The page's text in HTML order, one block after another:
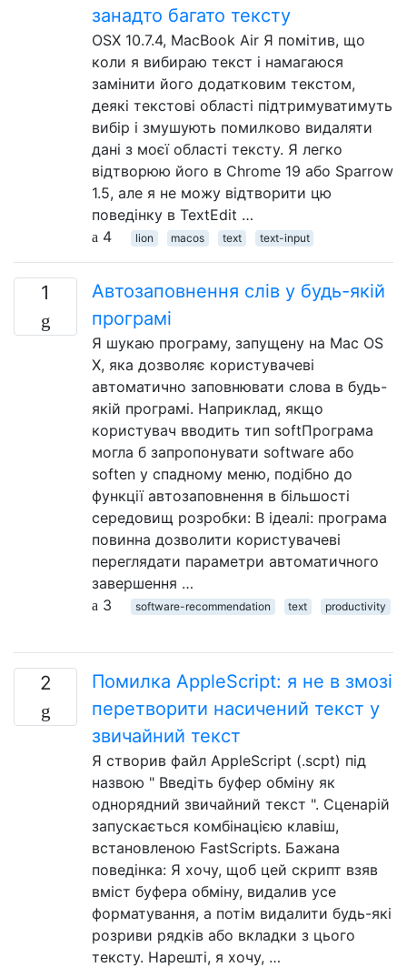
занадто багато тексту
OSX 10.7.4, MacBook Air Я помітив, що
коли я вибираю текст і намагаюся
замінити його додатковим текстом,
деякі текстові області підтримуватимуть
вибір і змушують помилково видаляти
дані з моєї області тексту. Я легко
відтворюю його в Chrome 19 або Sparrow
1.5, але я не можу відтворити цю
поведінку в TextEdit …
4
lion macos text text-input
1
Автозаповнення слів у будь-якій
програмі
Я шукаю програму, запущену на Mac OS
X, яка дозволяє користувачеві
автоматично заповнювати слова в будь-
якій програмі. Наприклад, якщо
користувач вводить тип softПрограма
могла б запропонувати software або
soften у спадному меню, подібно до
функції автозаповнення в більшості
середовищ розробки: В ідеалі: програма
повинна дозволити користувачеві
переглядати параметри автоматичного
завершення …
3
software-recommendation text productivity
2
Помилка AppleScript: я не в змозі
перетворити насичений текст у
звичайний текст
Я створив файл AppleScript (.scpt) під
назвою " Введіть буфер обміну як
однорядний звичайний текст ". Сценарій
запускається комбінацією клавіш,
встановленою FastScripts. Бажана
поведінка: Я хочу, щоб цей скрипт взяв
вміст буфера обміну, видалив усе
форматування, а потім видалити будь-які
розриви рядків або вкладки з цього
тексту. Нарешті, я хочу, …